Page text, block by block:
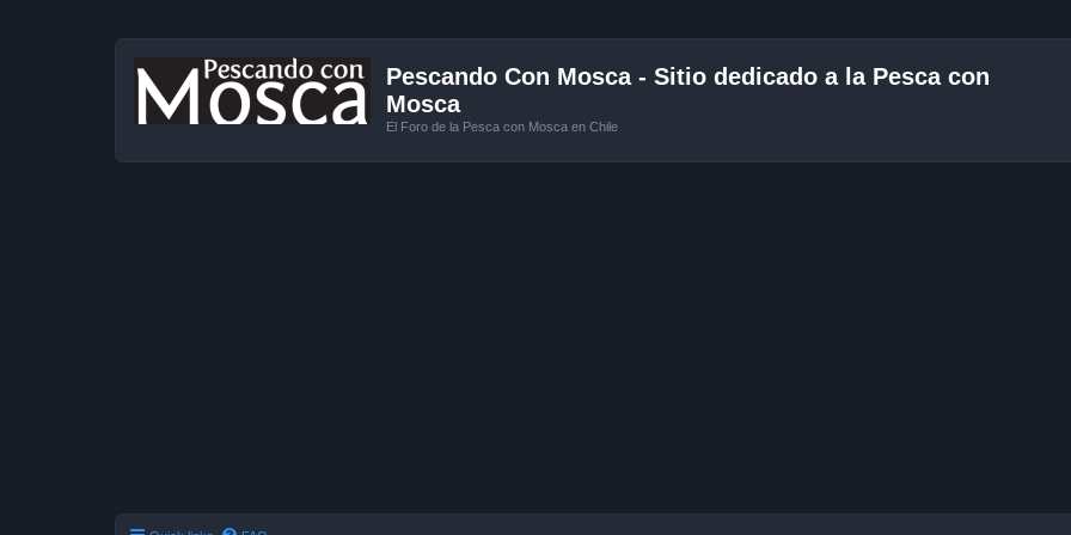
Pescando Con Mosca - Sitio dedicado a la Pesca con
Mosca
El Foro de la Pesca con Mosca en Chile